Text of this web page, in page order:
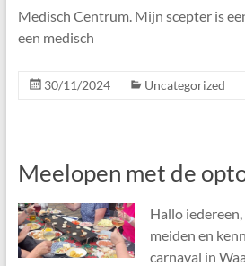
Medisch Centrum. Mijn scepter is
een medisch
30/11/2024 Uncategorized
Meelopen met de
Hallo
meiden en
carnaval in